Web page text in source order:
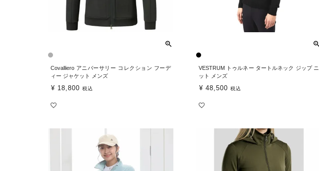
Covalliero アニバーサリー コレクション フーデ
ィー ジャケット メンズ
¥ 18,800 税込
VESTRUM トゥルネー タートルネック ジップ ニ
ット メンズ
¥ 48,500 税込